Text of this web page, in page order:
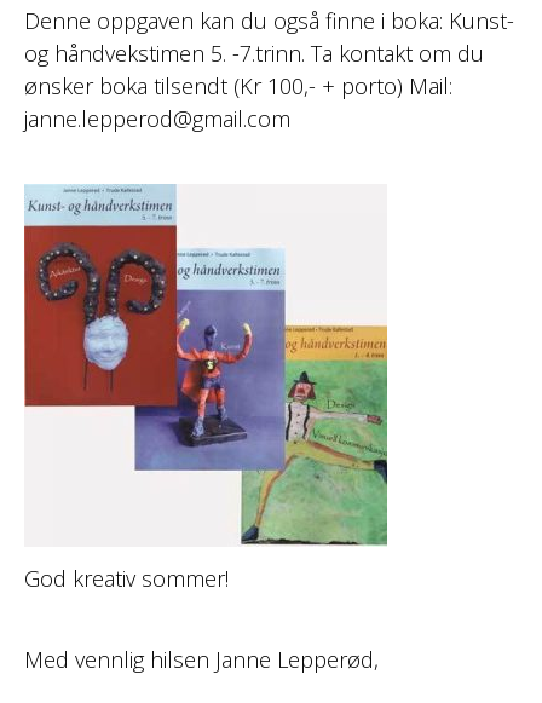
Denne oppgaven kan du også finne i boka: Kunst-
og håndvekstimen 5. -7.trinn. Ta kontakt om du
ønsker boka tilsendt (Kr 100,- + porto) Mail:
janne.lepperod@gmail.com
God kreativ sommer!
Med vennlig hilsen Janne Lepperød,